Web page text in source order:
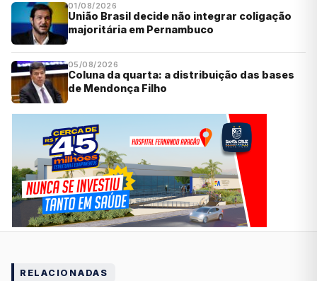
01/08/2026
União Brasil decide não integrar coligação
majoritária em Pernambuco
05/08/2026
Coluna da quarta: a distribuição das bases
de Mendonça Filho
RELACIONADAS